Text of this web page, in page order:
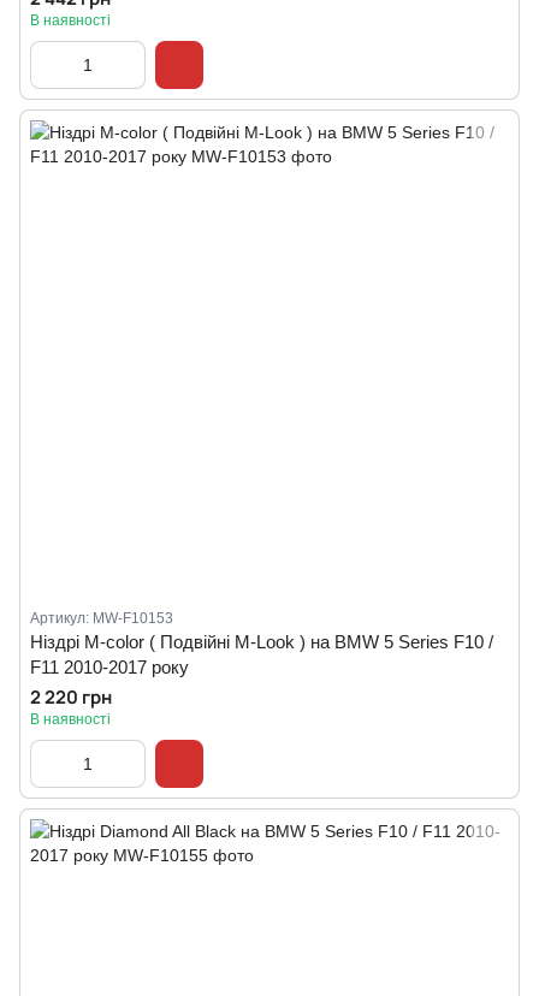
В наявності
Артикул: MW-F10153
Ніздрі M-color ( Подвійні M-Look ) на BMW 5 Series F10 /
F11 2010-2017 року
2 220 грн
В наявності